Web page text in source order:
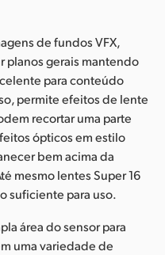
de fundos VFX,
planos gerais mantendo
para conteúdo
permite efeitos de lente
recortar uma parte
ópticos em estilo
bem acima da
mesmo lentes Super 16
suficiente para uso.
área do sensor para
uma variedade de